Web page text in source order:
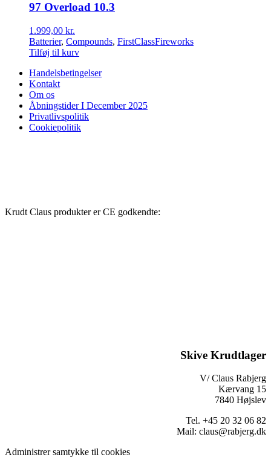
97 Overload 10.3
1.999,00 kr.
Batterier, Compounds, FirstClassFireworks
Tilføj til kurv
Handelsbetingelser
Kontakt
Om os
Åbningstider I December 2025
Privatlivspolitik
Cookiepolitik
Krudt Claus produkter er CE godkendte:
Skive Krudtlager
V/ Claus Rabjerg
Kærvang 15
7840 Højslev
Tel. +45 20 32 06 82
Mail: claus@rabjerg.dk
Administrer samtykke til cookies